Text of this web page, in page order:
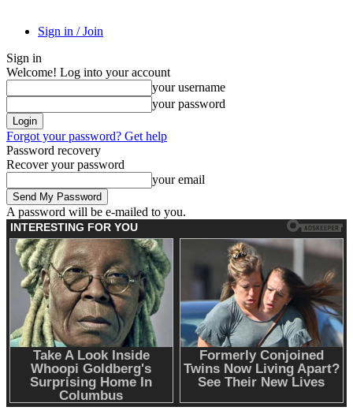
Sign in / Join
Sign in
Welcome! Log into your account
your username
your password
Forgot your password? Get help
Password recovery
Recover your password
your email
A password will be e-mailed to you.